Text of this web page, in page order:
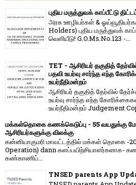
புதிய மருத்துவக் காப்பீட்டு
அரசு ஊழியர்கள் &
Holders) புதிய மருத்துவக்
வெளியீடு! G.O.Ms.No.123 -...
TET - ஆசிரியர் தகுதித்
பதவி உயர்வு சார்ந்த எந்த
உயர்நீதிமன்றம்
ஆசிரியர் தகுதித் தேர்வில்
உயர்வு சார்ந்த எந்த
உயர்நீதிமன்றம் Judgement
மக்கள்தொகை கணக்கெடுப்பு - 55 வயதுக்கு
ஆசிரியர்களுக்கு விலக்கு
கன்னியாகுமரி மாவட்டத்தில் மக்கள் தொகை -
Operation) dann களப்பயிற்சியாளர்களாக-
கண்காணிப்...
TNSED parents App